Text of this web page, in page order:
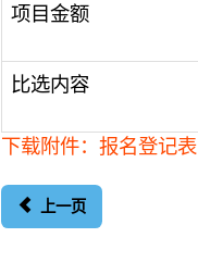
项目金额
比选内容
下载附件：报名登记表
上一页